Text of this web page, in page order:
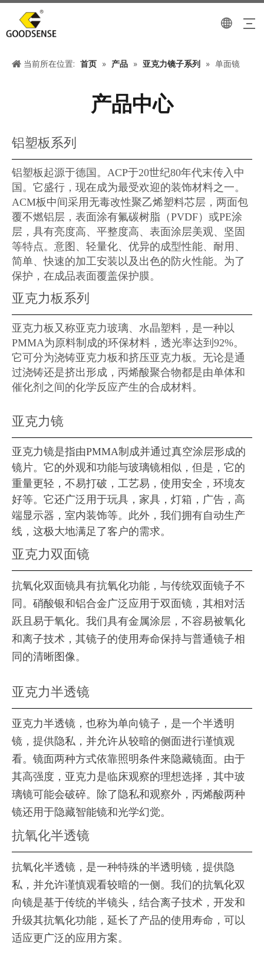
当前所在位置: 首页 » 产品 » 亚克力镜子系列 » 单面镜
产品中心
铝塑板系列
铝塑板起源于德国。ACP于20世纪80年代末传入中
国。它盛行，现在成为最受欢迎的装饰材料之一。
ACM板中间采用无毒改性聚乙烯塑料芯层，两面包
覆不燃铝层，表面涂有氟碳树脂（PVDF）或PE涂
层，具有亮度高、平整度高、表面涂层美观、坚固
等特点。意图、轻量化、优异的成型性能、耐用、
简单、快速的加工安装以及出色的防火性能。为了
保护，在成品表面覆盖保护膜。
亚克力板系列
亚克力板又称亚克力玻璃、水晶塑料，是一种以
PMMA为原料制成的环保材料，透光率达到92%。
它可分为浇铸亚克力板和挤压亚克力板。无论是通
过浇铸还是挤出形成，丙烯酸聚合物都是由单体和
催化剂之间的化学反应产生的合成材料。
亚克力镜
亚克力镜是指由PMMA制成并通过真空涂层形成的
镜片。它的外观和功能与玻璃镜相似，但是，它的
重量更轻，不易打破，工艺易，使用安全，环境友
好等。它还广泛用于玩具，家具，灯箱，广告，高
端显示器，室内装饰等。此外，我们拥有自动生产
线，这极大地满足了客户的需求。
亚克力双面镜
抗氧化双面镜具有抗氧化功能，与传统双面镜子不
同。硝酸银和铝合金广泛应用于双面镜，其相对活
跃且易于氧化。我们具有金属涂层，不容易被氧化
和离子技术，其镜子的使用寿命保持与普通镜子相
同的清晰图像。
亚克力半透镜
亚克力半透镜，也称为单向镜子，是一个半透明
镜，提供隐私，并允许从较暗的侧面进行谨慎观
看。镜面两种方式依靠照明条件来隐藏镜面。由于
其高强度，亚克力是临床观察的理想选择，其中玻
璃镜可能会破碎。除了隐私和观察外，丙烯酸两种
镜还用于隐藏智能镜和光学幻觉。
抗氧化半透镜
抗氧化半透镜，是一种特殊的半透明镜，提供隐
私，并允许谨慎观看较暗的一侧。我们的抗氧化双
向镜是基于传统的半镜头，结合离子技术，开发和
升级其抗氧化功能，延长了产品的使用寿命，可以
适应更广泛的应用方案。